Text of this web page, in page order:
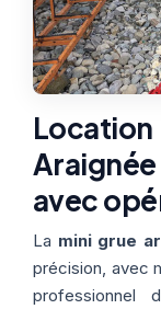
avec
La mini grue
précision, avec